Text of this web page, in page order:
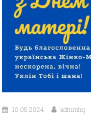
10.05.2024 adminhq